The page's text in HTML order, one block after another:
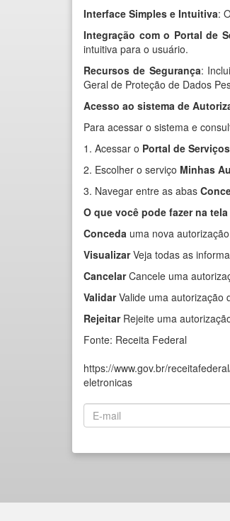
Interface Simples e Intuitiva:
Integração com o Portal de
intuitiva para o usuário.
Recursos de Segurança:
Geral de Proteção de Dados
Acesso ao sistema de
Para acessar o sistema e
1. Acessar o Portal de
2. Escolher o serviço Minhas
3. Navegar entre as abas
O que você pode fazer na
Conceda uma nova
VisualizarVeja todas as
CancelarCancele uma
ValidarValide uma autorização
RejeitarRejeite uma
Fonte: Receita Federal
https://www.gov.br/
eletronicas